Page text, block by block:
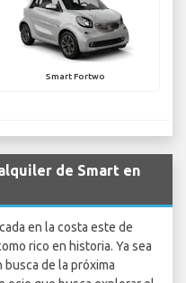
Smart Fortwo
de Smart en
en la costa este de
rico en historia. Ya sea
de la próxima